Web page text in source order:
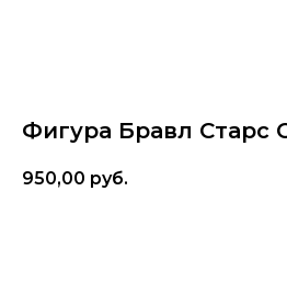
Фигура Бравл Старс
950,00 руб.